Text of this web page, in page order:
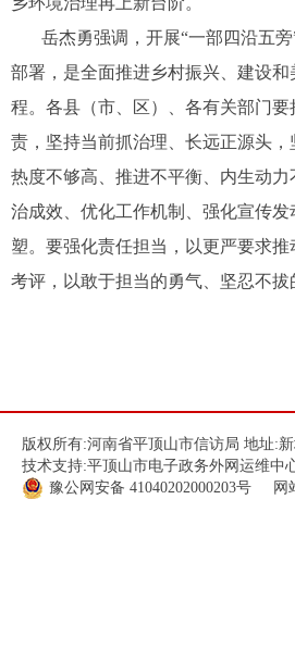
岳杰勇强调，开展“一部四沿五
部署，是全面推进乡村振兴、建设
程。各县（市、区）、各有关部门
责，坚持当前抓治理、长远正源头
热度不够高、推进不平衡、内生动
治成效、优化工作机制、强化宣传
塑。要强化责任担当，以更严要求
考评，以敢于担当的勇气、坚忍不
版权所有:河南省平顶山市信访局 地址:
技术支持:平顶山市电子政务外网运维中
豫公网安备 41040202000203号 网站